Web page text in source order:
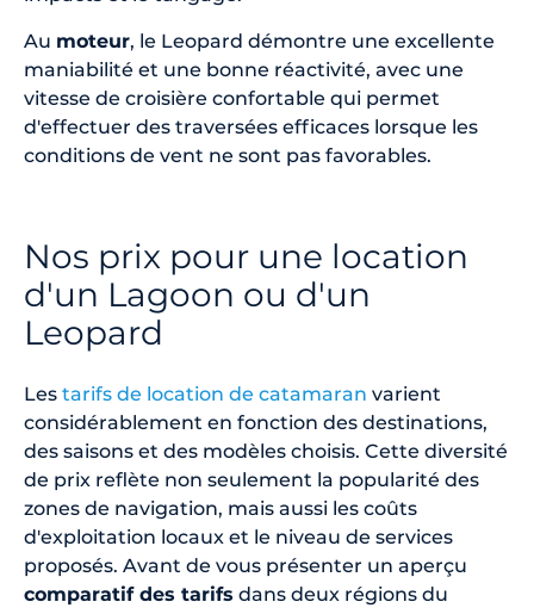
Au moteur, le Leopard démontre une excellente
maniabilité et une bonne réactivité, avec une
vitesse de croisière confortable qui permet
d'effectuer des traversées efficaces lorsque les
conditions de vent ne sont pas favorables.
Nos prix pour une location
d'un Lagoon ou d'un
Leopard
Les tarifs de location de catamaran varient
considérablement en fonction des destinations,
des saisons et des modèles choisis. Cette diversité
de prix reflète non seulement la popularité des
zones de navigation, mais aussi les coûts
d'exploitation locaux et le niveau de services
proposés. Avant de vous présenter un aperçu
comparatif des tarifs dans deux régions du